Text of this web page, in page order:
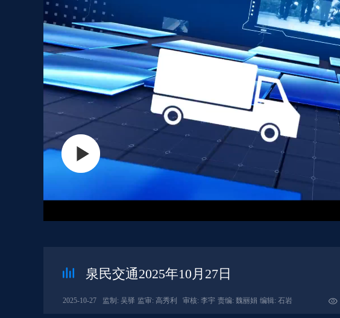
泉民交通2025年10月27日
2025-10-27 监制: 吴驿 监审: 高秀利 审核: 李宇 责编: 魏丽娟 编辑: 石岩